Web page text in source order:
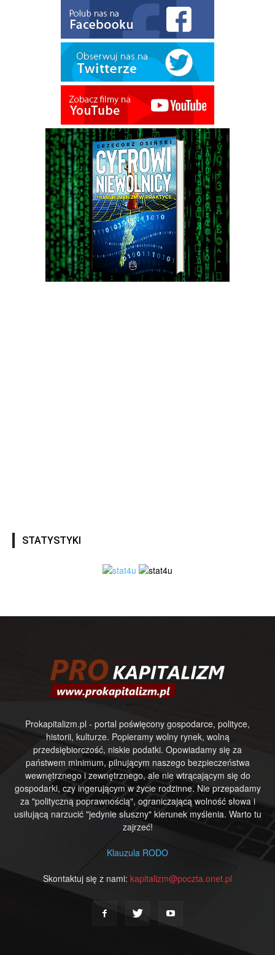
STATYSTYKI
Prokapitalizm.pl - portal poświęcony gospodarce, polityce,
historii, kulturze. Popieramy wolny rynek, wolną
przedsiębiorczość, niskie podatki. Opowiadamy się za
państwem minimum, pilnującym naszego bezpieczeństwa
wewnętrznego i zewnętrznego, ale nie wtrącającym się do
gospodarki, czy ingerującym w życie rodzinne. Nie przepadamy
za "polityczną poprawnością", ograniczającą wolność słowa i
usiłującą narzucić "jedynie słuszny" kierunek myślenia. Warto tu
zajrzeć!
Klauzula RODO
Skontaktuj się z nami: kapitalizm@poczta.onet.pl